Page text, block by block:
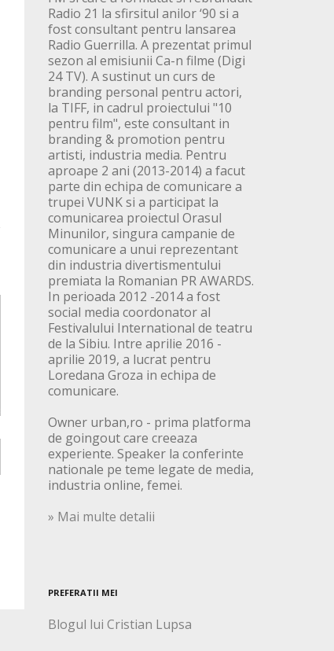
Radio 21 la sfirsitul anilor ‘90 si a
fost consultant pentru lansarea
Radio Guerrilla. A prezentat primul
sezon al emisiunii Ca-n filme (Digi
24 TV). A sustinut un curs de
branding personal pentru actori,
la TIFF, in cadrul proiectului "10
pentru film", este consultant in
branding & promotion pentru
artisti, industria media. Pentru
aproape 2 ani (2013-2014) a facut
parte din echipa de comunicare a
trupei VUNK si a participat la
comunicarea proiectul Orasul
Minunilor, singura campanie de
comunicare a unui reprezentant
din industria divertismentului
premiata la Romanian PR AWARDS.
In perioada 2012 -2014 a fost
social media coordonator al
Festivalului International de teatru
de la Sibiu. Intre aprilie 2016 -
aprilie 2019, a lucrat pentru
Loredana Groza in echipa de
comunicare.
Owner urban,ro - prima platforma
de goingout care creeaza
experiente. Speaker la conferinte
nationale pe teme legate de media,
industria online, femei.
» Mai multe detalii
PREFERATII MEI
Blogul lui Cristian Lupsa